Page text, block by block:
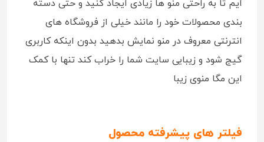
ایم تا به راحتی منو ها زیادی ایجاد کنید و حتی دسته
بندی محصولات خود را مانند خیلی از فروشگاه های
انترنتی معروف در منو نمایش بدهید بدون اینکه کاربری
گیج شود و زیبایی سایت شما را خراب کند تنها با کمک
این مگا منوی زیبا
فیلتر های پیشرفته محصول